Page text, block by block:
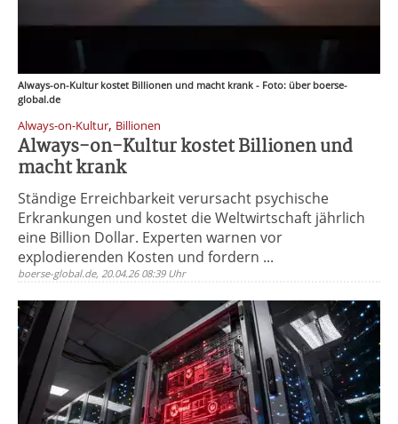
Always-on-Kultur kostet Billionen und macht krank - Foto: über boerse-
global.de
Always-on-Kultur, Billionen
Always-on-Kultur kostet Billionen und
macht krank
Ständige Erreichbarkeit verursacht psychische
Erkrankungen und kostet die Weltwirtschaft jährlich
eine Billion Dollar. Experten warnen vor
explodierenden Kosten und fordern ...
boerse-global.de, 20.04.26 08:39 Uhr